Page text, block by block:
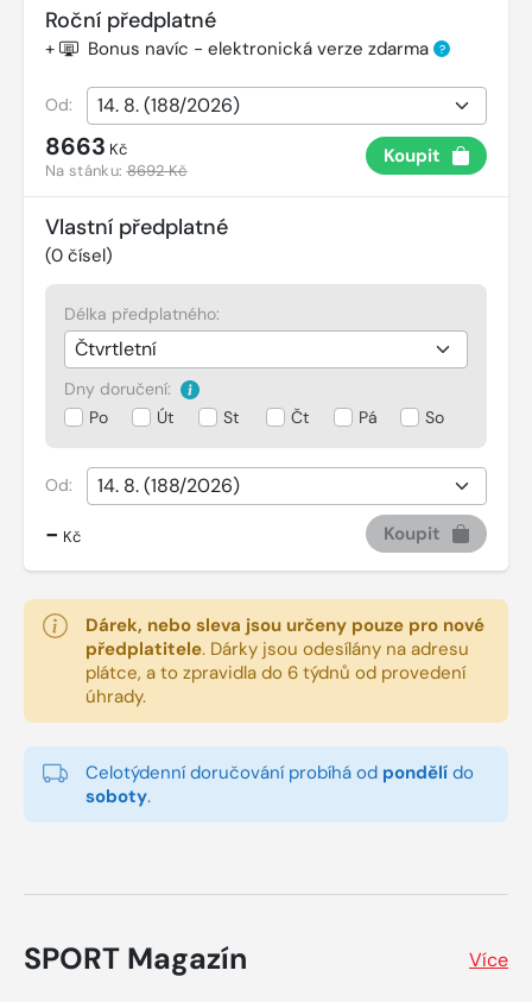
Roční předplatné
+ Bonus navíc - elektronická verze zdarma ?
Od:
8663 Kč
Na stánku:8692 Kč
Koupit
Vlastní předplatné
(0 čísel)
Délka předplatného:
Dny doručení:
Po
Út St Čt Pá So
Od:
- Kč Koupit
Dárek, nebo sleva jsou určeny pouze pro nové
předplatitele. Dárky jsou odesílány na adresu
plátce, a to zpravidla do 6 týdnů od provedení
úhrady.
Celotýdenní doručování probíhá od pondělí do
soboty.
SPORT Magazín Více